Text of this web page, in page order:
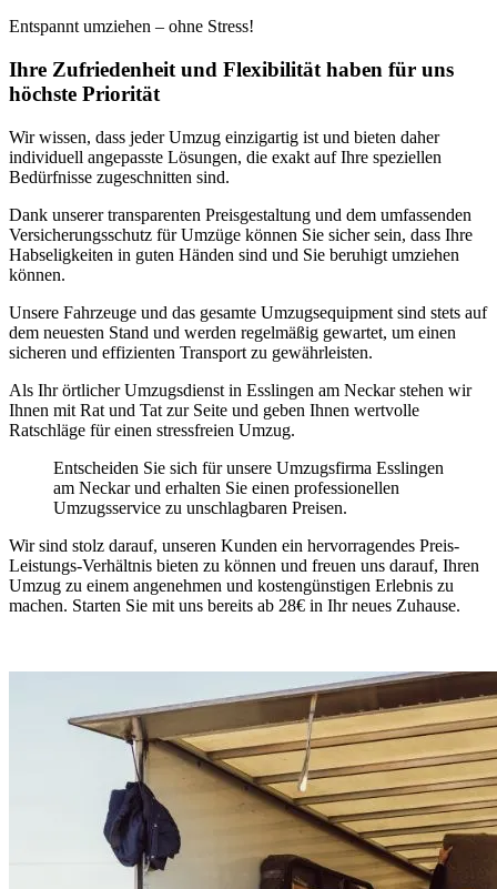
Entspannt umziehen – ohne Stress!
Ihre Zufriedenheit und Flexibilität haben für uns
höchste Priorität
Wir wissen, dass jeder Umzug einzigartig ist und bieten daher
individuell angepasste Lösungen, die exakt auf Ihre speziellen
Bedürfnisse zugeschnitten sind.
Dank unserer transparenten Preisgestaltung und dem umfassenden
Versicherungsschutz für Umzüge können Sie sicher sein, dass Ihre
Habseligkeiten in guten Händen sind und Sie beruhigt umziehen
können.
Unsere Fahrzeuge und das gesamte Umzugsequipment sind stets auf
dem neuesten Stand und werden regelmäßig gewartet, um einen
sicheren und effizienten Transport zu gewährleisten.
Als Ihr örtlicher Umzugsdienst in Esslingen am Neckar stehen wir
Ihnen mit Rat und Tat zur Seite und geben Ihnen wertvolle
Ratschläge für einen stressfreien Umzug.
Entscheiden Sie sich für unsere Umzugsfirma Esslingen
am Neckar und erhalten Sie einen professionellen
Umzugsservice zu unschlagbaren Preisen.
Wir sind stolz darauf, unseren Kunden ein hervorragendes Preis-
Leistungs-Verhältnis bieten zu können und freuen uns darauf, Ihren
Umzug zu einem angenehmen und kostengünstigen Erlebnis zu
machen. Starten Sie mit uns bereits ab 28€ in Ihr neues Zuhause.